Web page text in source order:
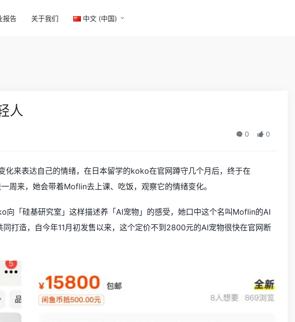
报告 关于我们 中文 (中国)
人
0 0
来表达自己的情绪，在日本留学的koko在官网蹲守几个月后，终于在
来，她会带着Moflin去上课、吃饭，观察它的情绪变化。
向「硅基研究室」这样描述养「AI宠物」的感受，她口中这个名叫Moflin的AI
打造，自今年11月初发售以来，这个定价不到2800元的AI宠物很快在官网断